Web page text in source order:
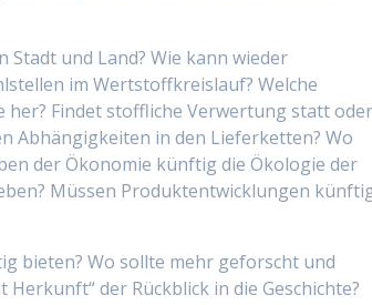
Stadt und Land? Wie kann wieder
im Wertstoffkreislauf? Welche
her? Findet stoffliche Verwertung statt oder
Abhängigkeiten in den Lieferketten? Wo
der Ökonomie künftig die Ökologie der
Müssen Produktentwicklungen
bieten? Wo sollte mehr geforscht und
der Rückblick in die Geschichte?